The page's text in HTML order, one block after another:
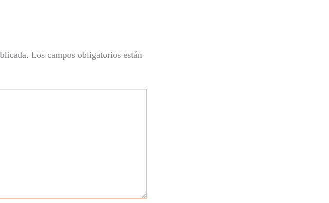
Los campos obligatorios están